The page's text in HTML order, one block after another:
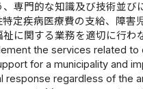
専門的な知識及び技術並
定疾病医療費の支給、障害
に関する業務を適切に行わ
the services related
for a municipality and
regardless of the